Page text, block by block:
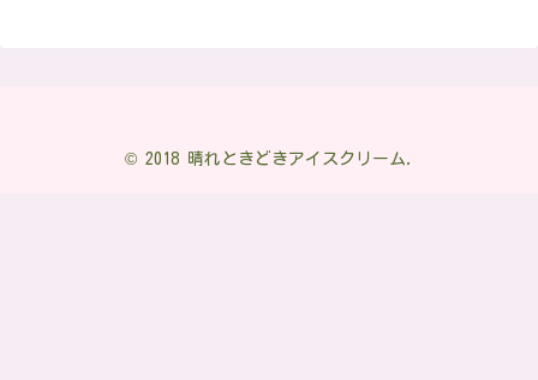
© 2018 晴れときどきアイスクリーム.